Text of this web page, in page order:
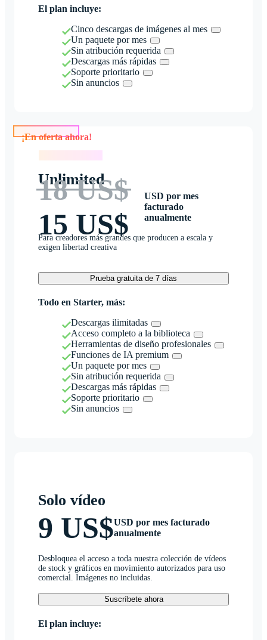
El plan incluye:
Cinco descargas de imágenes al mes
Un paquete por mes
Sin atribución requerida
Descargas más rápidas
Soporte prioritario
Sin anuncios
Unlimited
18 US$
15 US$
USD por mes
facturado
anualmente
Para creadores más grandes que producen a escala y
exigen libertad creativa
Prueba gratuita de 7 días
Todo en Starter, más:
Descargas ilimitadas
Acceso completo a la biblioteca
Herramientas de diseño profesionales
Funciones de IA premium
Un paquete por mes
Sin atribución requerida
Descargas más rápidas
Soporte prioritario
Sin anuncios
Solo vídeo
9 US$USD por mes facturado
anualmente
Desbloquea el acceso a toda nuestra colección de vídeos
de stock y gráficos en movimiento autorizados para uso
comercial. Imágenes no incluidas.
Suscríbete ahora
El plan incluye: